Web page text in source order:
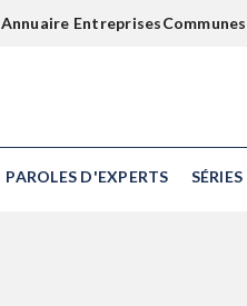
Annuaire EntreprisesCommunes
PAROLES D'EXPERTS SÉRIES